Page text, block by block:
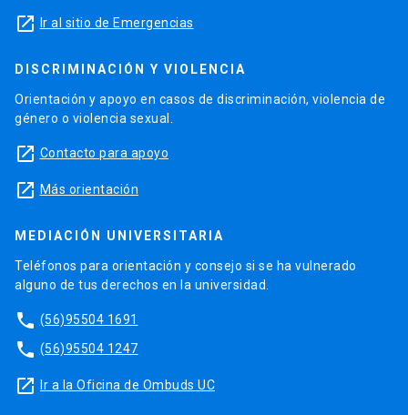
launch Ir al sitio de Emergencias
DISCRIMINACIÓN Y VIOLENCIA
Orientación y apoyo en casos de discriminación, violencia de
género o violencia sexual.
launch Contacto para apoyo
launch Más orientación
MEDIACIÓN UNIVERSITARIA
Teléfonos para orientación y consejo si se ha vulnerado
alguno de tus derechos en la universidad.
phone (56)95504 1691
phone (56)95504 1247
launch Ir a la Oficina de Ombuds UC